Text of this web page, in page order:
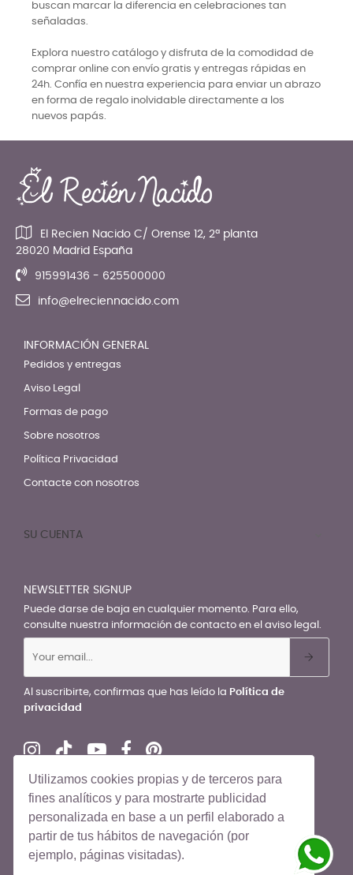
Utilizamos cookies propias y de terceros para
fines analíticos y para mostrarte publicidad
personalizada en base a un perfil elaborado a
partir de tus hábitos de navegación (por
ejemplo, páginas visitadas).
buscan marcar la diferencia en celebraciones tan
señaladas.
Explora nuestro catálogo y disfruta de la comodidad de
comprar online con envío gratis y entregas rápidas en
24h. Confía en nuestra experiencia para enviar un abrazo
en forma de regalo inolvidable directamente a los
nuevos papás.
El Recien Nacido C/ Orense 12, 2ª planta
28020 Madrid España
915991436 - 625500000
info@elreciennacido.com
INFORMACIÓN GENERAL
Pedidos y entregas
Aviso Legal
Formas de pago
Sobre nosotros
Política Privacidad
Contacte con nosotros
SU CUENTA
NEWSLETTER SIGNUP
Puede darse de baja en cualquier momento. Para ello,
consulte nuestra información de contacto en el aviso legal.
Al suscribirte, confirmas que has leído la Política de
privacidad
© El Recién Nacido 2026. Todos los derechos reservados